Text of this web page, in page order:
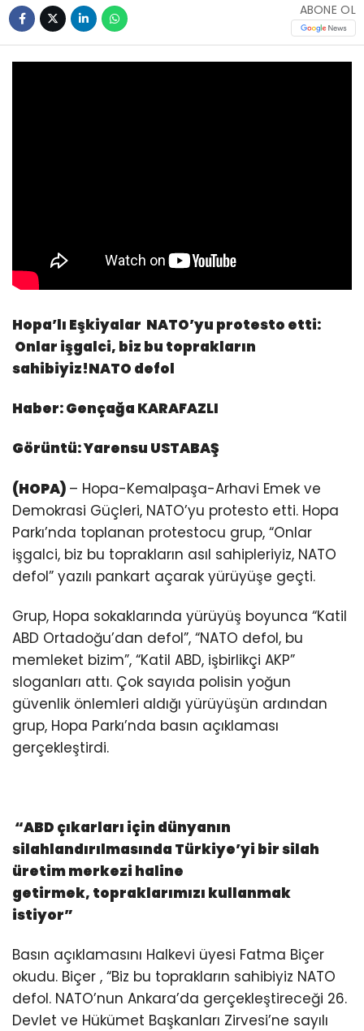
ABONE OL
Hopa’lı Eşkiyalar NATO’yu protesto etti:
Onlar işgalci, biz bu toprakların
sahibiyiz!NATO defol
Haber: Gençağa KARAFAZLI
Görüntü: Yarensu USTABAŞ
(HOPA) – Hopa-Kemalpaşa-Arhavi Emek ve
Demokrasi Güçleri, NATO’yu protesto etti. Hopa
Parkı’nda toplanan protestocu grup, “Onlar
işgalci, biz bu toprakların asıl sahipleriyiz, NATO
defol” yazılı pankart açarak yürüyüşe geçti.
Grup, Hopa sokaklarında yürüyüş boyunca “Katil
ABD Ortadoğu’dan defol”, “NATO defol, bu
memleket bizim”, “Katil ABD, işbirlikçi AKP”
sloganları attı. Çok sayıda polisin yoğun
güvenlik önlemleri aldığı yürüyüşün ardından
grup, Hopa Parkı’nda basın açıklaması
gerçekleştirdi.
“ABD çıkarları için dünyanın
silahlandırılmasında Türkiye’yi bir silah
üretim merkezi haline
getirmek, topraklarımızı kullanmak
istiyor”
Basın açıklamasını Halkevi üyesi Fatma Biçer
okudu. Biçer , “Biz bu toprakların sahibiyiz NATO
defol. NATO’nun Ankara’da gerçekleştireceği 26.
Devlet ve Hükümet Başkanları Zirvesi’ne sayılı